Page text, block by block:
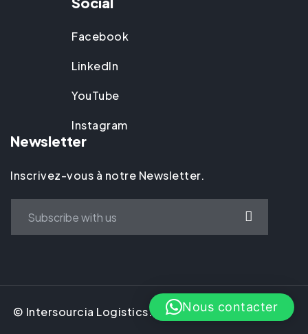
Facebook
LinkedIn
YouTube
Instagram
Newsletter
Inscrivez-vous à notre Newsletter.
© Intersourcia Logistics. 2025Nous contacter